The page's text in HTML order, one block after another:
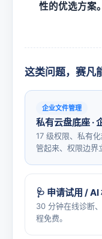
性的优选方案。
这类问题，赛凡
企业文件管理
私有云盘底座 ·
17 级权限、私有
管起来、权限边界
🩺 申请试用 / AI
30 分钟在线诊断
程免费。